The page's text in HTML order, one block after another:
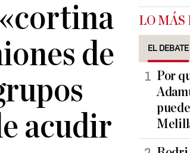
de
acudir
LO MÁS
EL DEBATE
Por